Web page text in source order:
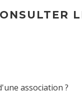
association ?